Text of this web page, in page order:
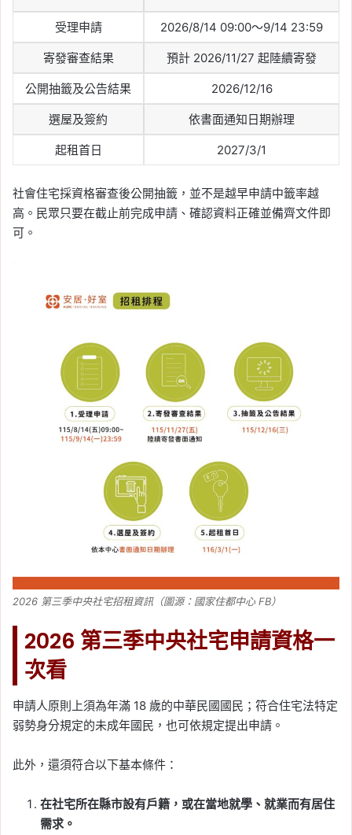
受理申請 2026/8/14 09:00～9/14 23:59
寄發審查結果 預計 2026/11/27 起陸續寄發
公開抽籤及公告結果 2026/12/16
選屋及簽約 依書面通知日期辦理
起租首日 2027/3/1
社會住宅採資格審查後公開抽籤，並不是越早申請中籤率越
高。民眾只要在截止前完成申請、確認資料正確並備齊文件即
可。
2026 第三季中央社宅招租資訊（圖源：國家住都中心 FB）
2026 第三季中央社宅申請資格一
次看
申請人原則上須為年滿 18 歲的中華民國國民；符合住宅法特定
弱勢身分規定的未成年國民，也可依規定提出申請。
此外，還須符合以下基本條件：
在社宅所在縣市設有戶籍，或在當地就學、就業而有居住
需求。